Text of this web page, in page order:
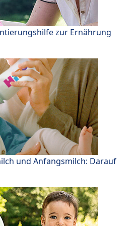
zur Ernährung
und Anfangsmilch: Darauf